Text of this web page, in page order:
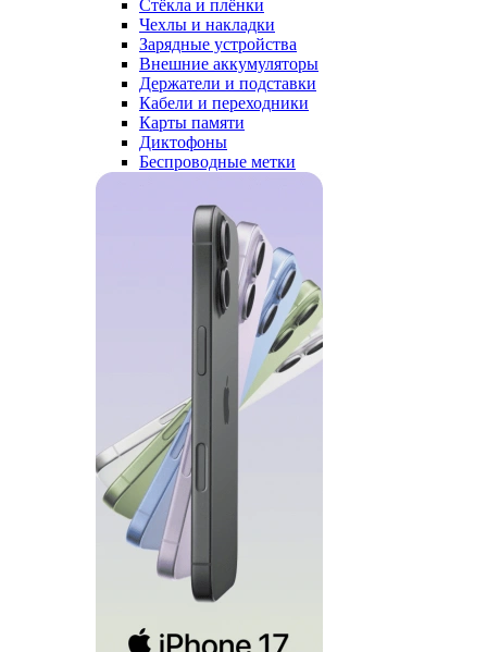
Стёкла и плёнки
Чехлы и накладки
Зарядные устройства
Внешние аккумуляторы
Держатели и подставки
Кабели и переходники
Карты памяти
Диктофоны
Беспроводные метки